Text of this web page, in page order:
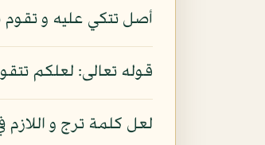
أصل تتكي عليه و تقوم
قوله تعالى: لعلكم
لعل كلمة ترج و